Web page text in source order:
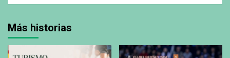
Más historias